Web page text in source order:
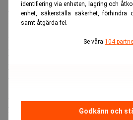
identifiering via enheten, lagring och
enhet, säkerställa säkerhet, förhindra
samt åtgärda fel.
Se våra 104
Godkänn och
advokatbyrå som delar ut vinsten i
vill framför allt bygga bolaget
incitamentsstrukturer och
konkurrerar inte främst med lön
Friedman.
I det pågående kriget om
för jurister drivits upp i nivåer i
kronor i månaden.